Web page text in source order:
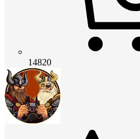
14820